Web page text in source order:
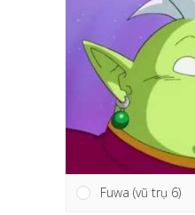
Fuwa (vũ trụ 6)